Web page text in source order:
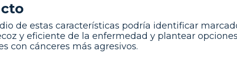
de estas características podría identificar
y eficiente de la enfermedad y plantear
con cánceres más agresivos.